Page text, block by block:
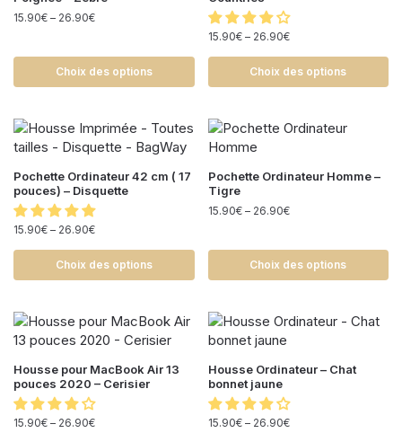
15.90€ – 26.90€
Choix des options
15.90€– 26.90€
Choix des options
Pochette Ordinateur 42 cm ( 17
pouces) – Disquette
15.90€ – 26.90€
Choix des options
Pochette Ordinateur Homme –
Tigre
15.90€– 26.90€
Choix des options
Housse pour MacBook Air 13
pouces 2020 – Cerisier
15.90€ – 26.90€
Housse Ordinateur – Chat
bonnet jaune
15.90€– 26.90€